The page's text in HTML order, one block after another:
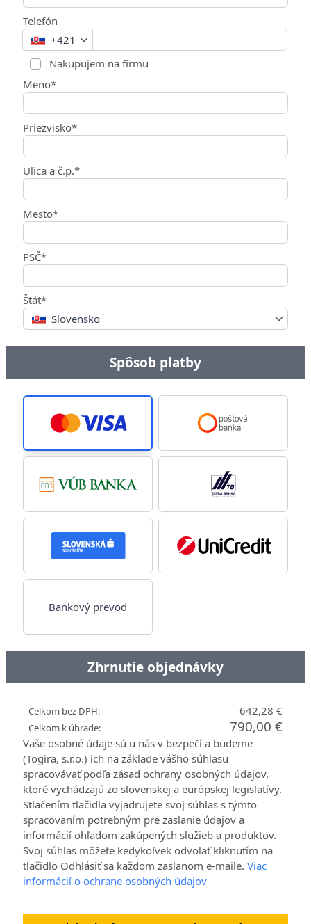
Telefón
+421
Nakupujem na firmu
Meno*
Priezvisko*
Ulica a č.p.*
Mesto*
PSČ*
Štát*
Slovensko
Spôsob platby
Bankový prevod
Zhrnutie objednávky
Celkom bez DPH: 642,28 €
Celkom k úhrade: 790,00 €
Vaše osobné údaje sú u nás v bezpečí a budeme
(Togira, s.r.o.) ich na základe vášho súhlasu
spracovávať podľa zásad ochrany osobných údajov,
ktoré vychádzajú zo slovenskej a európskej legislatívy.
Stlačením tlačidla vyjadrujete svoj súhlas s týmto
spracovaním potrebným pre zaslanie údajov a
informácií ohľadom zakúpených služieb a produktov.
Svoj súhlas môžete kedykoľvek odvolať kliknutím na
tlačidlo Odhlásiť sa každom zaslanom e-maile. Viac
informácií o ochrane osobných údajov